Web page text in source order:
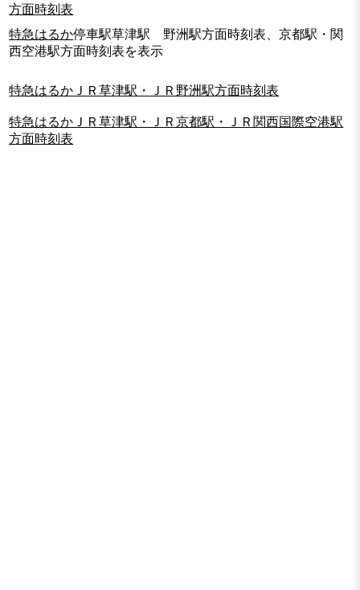
方面時刻表
特急はるか停車駅草津駅 野洲駅方面時刻表、京都駅・関
西空港駅方面時刻表を表示
特急はるかＪＲ草津駅・ＪＲ野洲駅方面時刻表
特急はるかＪＲ草津駅・ＪＲ京都駅・ＪＲ関西国際空港駅
方面時刻表